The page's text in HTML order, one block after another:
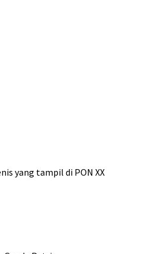
yang tampil di PON XX